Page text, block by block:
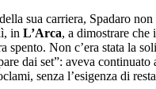
sua carriera, Spadaro
in L’Arca, a dimostrare che
spento. Non c’era stata la
dai set”: aveva continuato
senza l’esigenza di